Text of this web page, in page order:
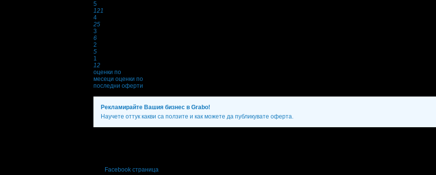
5
121
4
25
3
6
2
5
1
12
оценки по
месеци оценки по
последни оферти
Рекламирайте Вашия бизнес в Grabo!
Научете оттук какви са ползите и как можете да публикувате оферта.
Facebook страница